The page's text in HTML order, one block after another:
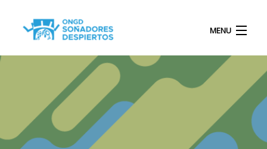
MENU
QUIÉNES SOMOS
PROYECTOS